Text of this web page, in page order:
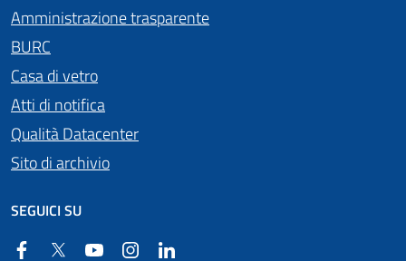
Amministrazione trasparente
BURC
Casa di vetro
Atti di notifica
Qualità Datacenter
Sito di archivio
SEGUICI SU
FacebookTwitter YouTube Instagram